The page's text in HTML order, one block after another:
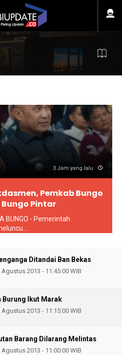
3 Jam yang lalu
Pemkab Bungo
Pintar
BUNGO - Pemerintah
Ditandai Ban Bekas
2013 - 11:45:00 WIB
Burung Ikut Marak
2013 - 11:15:00 WIB
Barang Dilarang Melintas
2013 - 11:00:00 WIB